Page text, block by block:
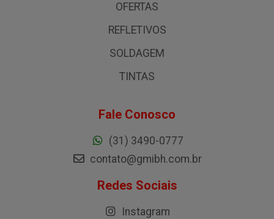
OFERTAS
REFLETIVOS
SOLDAGEM
TINTAS
Fale Conosco
(31) 3490-0777
contato@gmibh.com.br
Redes Sociais
Instagram